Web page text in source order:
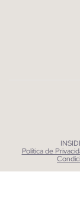
Política de